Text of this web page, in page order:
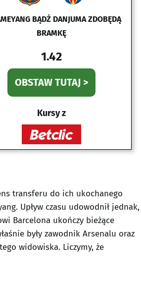
BĄDŹ DANJUMA ZDOBĘDĄ
BRAMKĘ
1.42
OBSTAW TUTAJ >
Kursy z
transferu do ich ukochanego
Upływ czasu udowodnił jednak,
Barcelona ukończy bieżące
były zawodnik Arsenalu oraz
widowiska. Liczymy, że